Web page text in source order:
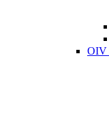
OIV